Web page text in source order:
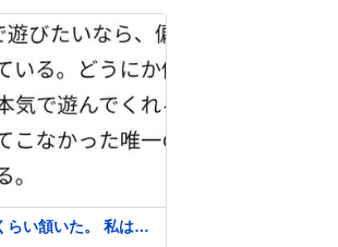
起きたら冷蔵庫に…
くれたんだ…😭
らい頷いた。 私は入